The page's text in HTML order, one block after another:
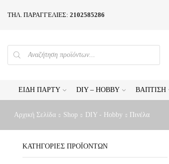
ΤΗΛ. ΠΑΡΑΓΓΕΛΙΕΣ: 2102585286
PRODUCTS
SEARCH
ΕΊΔΗ ΠΆΡΤΥ DIY – HOBBY ΒΆΠΤΙΣΗ
Αρχική Σελίδα Shop DIY - Hobby Πινέλα
ΚΑΤΗΓΟΡΊΕΣ ΠΡΟΪΌΝΤΩΝ